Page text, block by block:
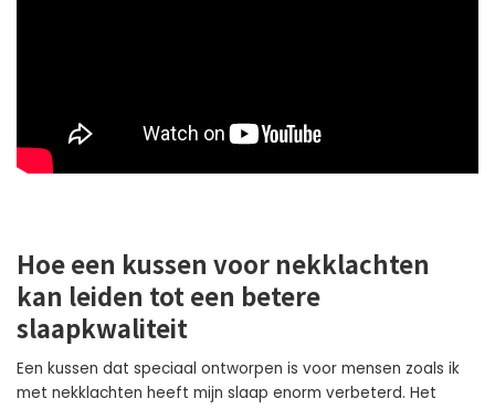
Hoe een kussen voor nekklachten
kan leiden tot een betere
slaapkwaliteit
Een kussen dat speciaal ontworpen is voor mensen zoals ik
met nekklachten heeft mijn slaap enorm verbeterd. Het